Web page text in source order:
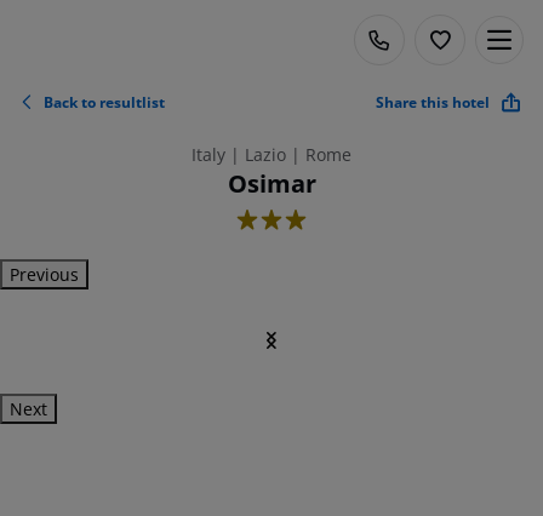
Back to resultlist Share this hotel
Italy | Lazio | Rome
Osimar
3
Previous
Next